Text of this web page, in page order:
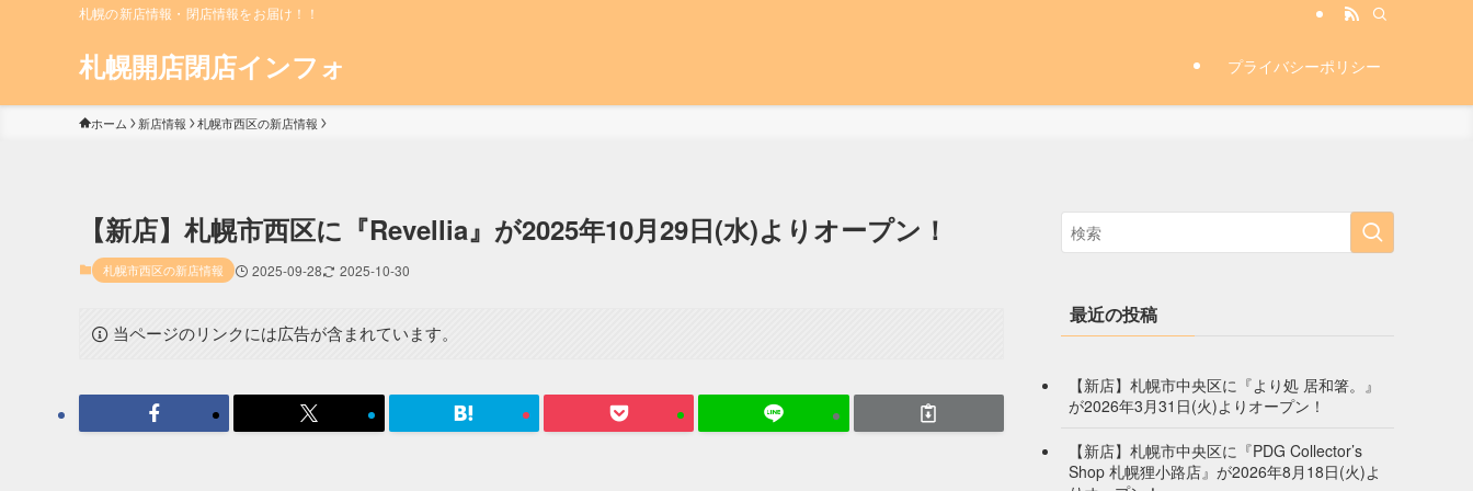
札幌の新店情報・閉店情報をお届け！！
札幌開店閉店インフォ プライバシーポリシー
ホーム 新店情報 札幌市西区の新店情報
【新店】札幌市西区に『Revellia』が2025年10月29日(水)よりオープン！
札幌市西区の新店情報 2025-09-28 2025-10-30
当ページのリンクには広告が含まれています。
最近の投稿
【新店】札幌市中央区に『より処 居和箸。』
が2026年3月31日(火)よりオープン！
【新店】札幌市中央区に『PDG Collector’s
Shop 札幌狸小路店』が2026年8月18日(火)よ